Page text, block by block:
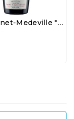
2009 Gonet-Medeville "Cuvee Theophile" Rose - Champagne